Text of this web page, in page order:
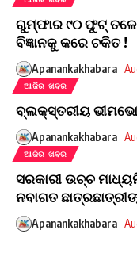
ଗୁମ୍ଫାର ୯୦ ଫୁଟ୍
ବିଜ୍ଞାନକୁ କରେ ଚକିତ !
Apanankakhabara
ଆଜିର ଖବର
ବ୍ଲକ୍‌ସ୍ତରୀୟ
Apanankakhabara
ଆଜିର ଖବର
ସରକାରୀ ଉଚ୍ଚ
ନବାଗତ
Apanankakhabara